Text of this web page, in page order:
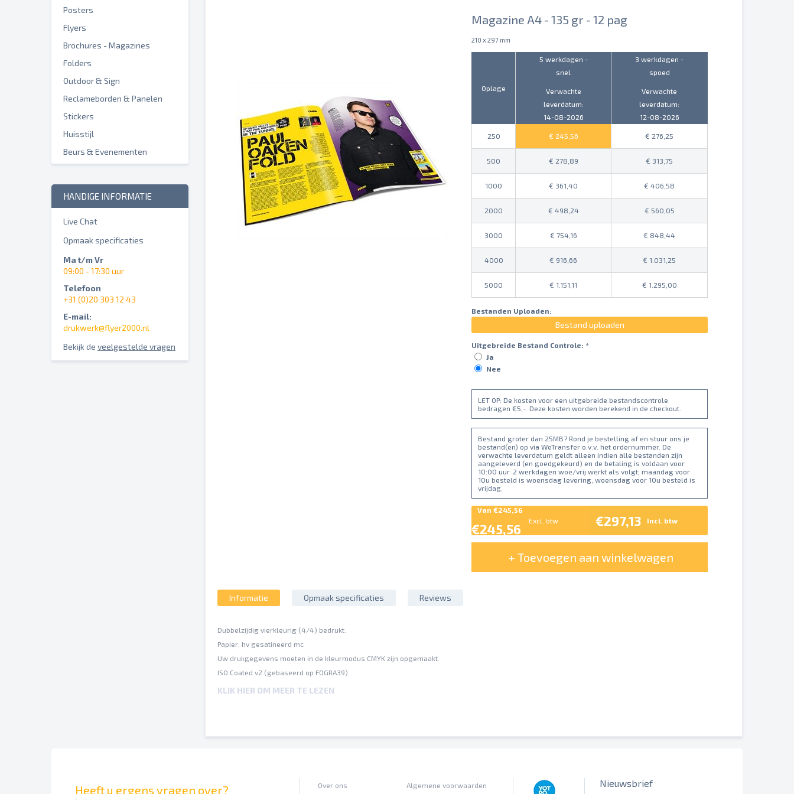
Posters
Flyers
Brochures - Magazines
Folders
Outdoor & Sign
Reclameborden & Panelen
Stickers
Huisstijl
Beurs & Evenementen
HANDIGE INFORMATIE
Live Chat
Opmaak specificaties
Ma t/m Vr
09:00 - 17:30 uur
Telefoon
+31 (0)20 303 12 43
E-mail:
drukwerk@flyer2000.nl
Bekijk de veelgestelde vragen
Magazine A4 - 135 gr - 12 pag
210 x 297 mm
Oplage
5 werkdagen -
snel
Verwachte
leverdatum:
14-08-2026
3 werkdagen -
spoed
Verwachte
leverdatum:
12-08-2026
250 245,56 276,25
500 278,89 313,75
1000 361,40 406,58
2000 498,24 560,05
3000 754,16 848,44
4000 916,66 1.031,25
5000 1.151,11 1.295,00
Bestanden Uploaden:
Bestand uploaden
Uitgebreide Bestand Controle: *
Ja
Nee
LET OP: De kosten voor een uitgebreide bestandscontrole
bedragen €5,-. Deze kosten worden berekend in de checkout.
Bestand groter dan 25MB? Rond je bestelling af en stuur ons je
bestand(en) op via WeTransfer o.v.v. het ordernummer. De
verwachte leverdatum geldt alleen indien alle bestanden zijn
aangeleverd (en goedgekeurd) en de betaling is voldaan voor
10:00 uur. 2 werkdagen woe/vrij werkt als volgt; maandag voor
10u besteld is woensdag levering, woensdag voor 10u besteld is
vrijdag.
Van €245,56
€245,56
Excl. btw €297,13 Incl. btw
+ Toevoegen aan winkelwagen
Informatie Opmaak specificaties Reviews
Dubbelzijdig vierkleurig (4/4) bedrukt.
Papier: hv gesatineerd mc
Uw drukgegevens moeten in de kleurmodus CMYK zijn opgemaakt.
ISO Coated v2 (gebaseerd op FOGRA39).
Een inktbezetting van maximaal 300%.
Afbrekingen en hun posities worden niet gecontroleerd
KLIK HIER OM MEER TE LEZEN
Heeft u ergens vragen over? Over ons Algemene voorwaarden Nieuwsbrief